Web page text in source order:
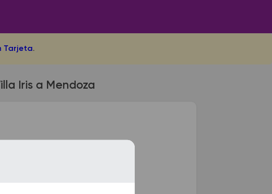
Tarjeta.
Iris a Mendoza
del colectivo. Para viajes a países
de anticipación.